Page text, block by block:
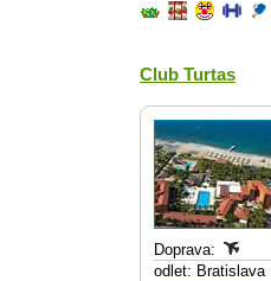
Club Turtas
Doprava:
odlet: Bratislava